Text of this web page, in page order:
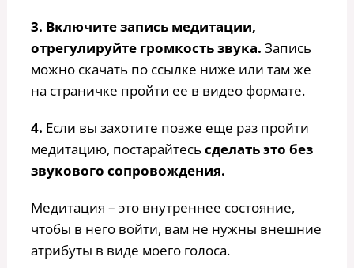
3. Включите запись медитации,
отрегулируйте громкость звука. Запись
можно скачать по ссылке ниже или там же
на страничке пройти ее в видео формате.
4. Если вы захотите позже еще раз пройти
медитацию, постарайтесь сделать это без
звукового сопровождения.
Медитация – это внутреннее состояние,
чтобы в него войти, вам не нужны внешние
атрибуты в виде моего голоса.